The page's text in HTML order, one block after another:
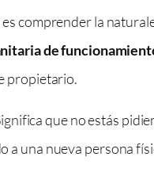
comprender la
de
propietario.
que no estás
a una nueva persona